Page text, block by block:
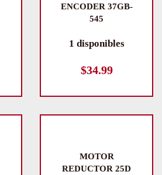
ENCODER 37GB-
545
1 disponibles
$34.99
MOTOR
REDUCTOR 25D